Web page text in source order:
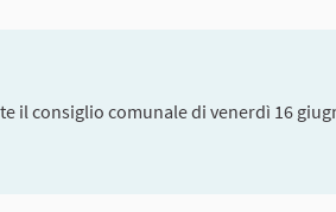
il consiglio comunale di venerdì 16